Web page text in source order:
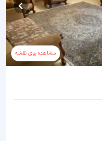
مشاهده روی نقشه